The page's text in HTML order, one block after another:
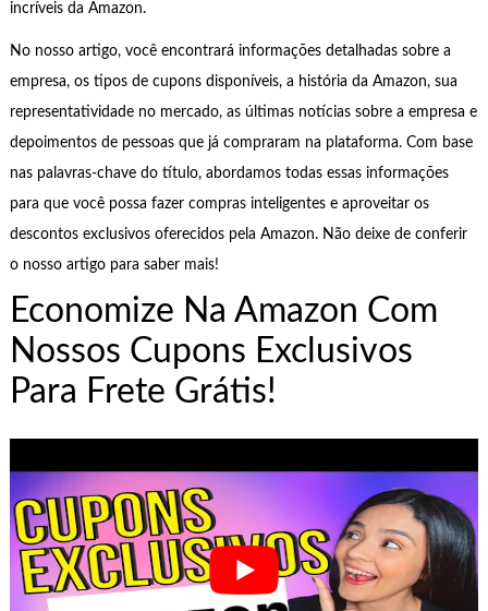
incríveis da Amazon.
No nosso artigo, você encontrará informações detalhadas sobre a
empresa, os tipos de cupons disponíveis, a história da Amazon, sua
representatividade no mercado, as últimas notícias sobre a empresa e
depoimentos de pessoas que já compraram na plataforma. Com base
nas palavras-chave do título, abordamos todas essas informações
para que você possa fazer compras inteligentes e aproveitar os
descontos exclusivos oferecidos pela Amazon. Não deixe de conferir
o nosso artigo para saber mais!
Economize Na Amazon Com
Nossos Cupons Exclusivos
Para Frete Grátis!